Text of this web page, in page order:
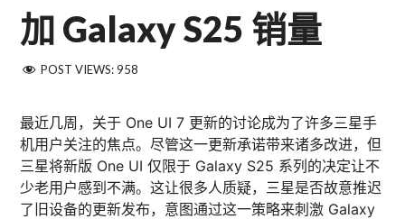
加 Galaxy S25 销量
POST VIEWS: 958
最近几周，关于 One UI 7 更新的讨论成为了许多三星手
机用户关注的焦点。尽管这一更新承诺带来诸多改进，但
三星将新版 One UI 仅限于 Galaxy S25 系列的决定让不
少老用户感到不满。这让很多人质疑，三星是否故意推迟
了旧设备的更新发布，意图通过这一策略来刺激 Galaxy